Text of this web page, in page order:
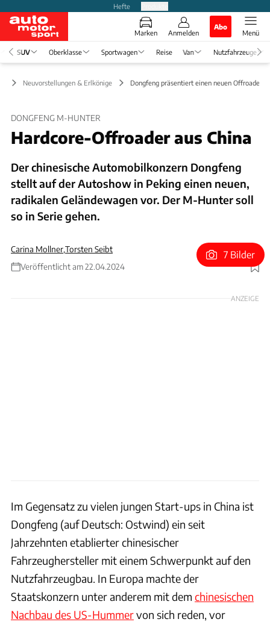
Hefte
Marken Anmelden
Abo
Menü
SUV Oberklasse Sportwagen Reise Van Nutzfahrzeuge
Neuvorstellungen & Erlkönige Dongfeng präsentiert einen neuen Offroader,
DONGFENG M-HUNTER
Hardcore-Offroader aus China
Der chinesische Automobilkonzern Dongfeng
stellt auf der Autoshow in Peking einen neuen,
radikalen Geländewagen vor. Der M-Hunter soll
so in Serie gehen.
Carina Mollner,Torsten Seibt
Veröffentlicht am 22.04.2024
Foto: Dongfeng
7 Bilder
ANZEIGE
Im Gegensatz zu vielen jungen Start-ups in China ist
Dongfeng (auf Deutsch: Ostwind) ein seit
Jahrzehnten etablierter chinesischer
Fahrzeughersteller mit einem Schwerpunkt auf den
Nutzfahrzeugbau. In Europa machte der
Staatskonzern unter anderem mit dem chinesischen
Nachbau des US-Hummervon sich reden, vor